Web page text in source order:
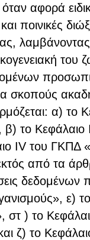
αφορά
του
σκοπούς
α) το
το Κεφάλαιο
ΙV του ΓΚΠΔ
από τα
δεδομένων
ε)
στ ) το
ζ) το